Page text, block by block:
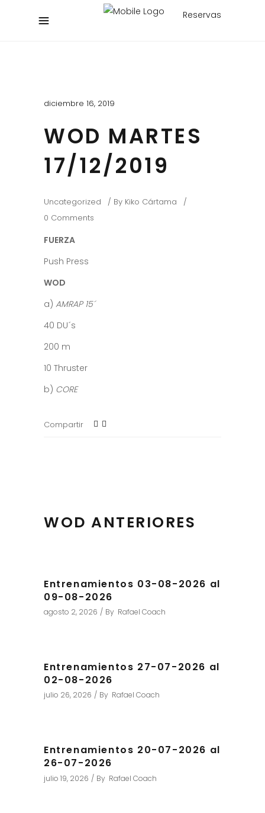
Reservas
diciembre 16, 2019
WOD MARTES
17/12/2019
Uncategorized By Kiko Cártama
0 Comments
FUERZA
Push Press
WOD
a) AMRAP 15´
40 DU´s
200 m
10 Thruster
b) CORE
Compartir
WOD ANTERIORES
Entrenamientos 03-08-2026 al
09-08-2026
agosto 2, 2026 By Rafael Coach
Entrenamientos 27-07-2026 al
02-08-2026
julio 26, 2026 By Rafael Coach
Entrenamientos 20-07-2026 al
26-07-2026
julio 19, 2026 By Rafael Coach